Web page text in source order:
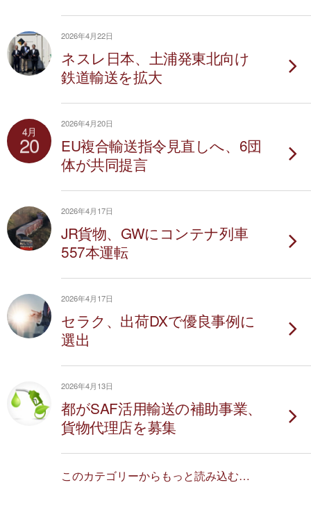
2026年4月22日
ネスレ日本、土浦発東北向け
鉄道輸送を拡大
4月
20
2026年4月20日
EU複合輸送指令見直しへ、6団
体が共同提言
2026年4月17日
JR貨物、GWにコンテナ列車
557本運転
2026年4月17日
セラク、出荷DXで優良事例に
選出
2026年4月13日
都がSAF活用輸送の補助事業、
貨物代理店を募集
このカテゴリーからもっと読み込む…